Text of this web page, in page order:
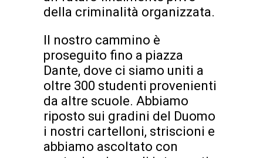
della criminalità organizzata.
Il nostro cammino è
proseguito fino a piazza
Dante, dove ci siamo uniti a
oltre 300 studenti provenienti
da altre scuole. Abbiamo
riposto sui gradini del Duomo
i nostri cartelloni, striscioni e
abbiamo ascoltato con